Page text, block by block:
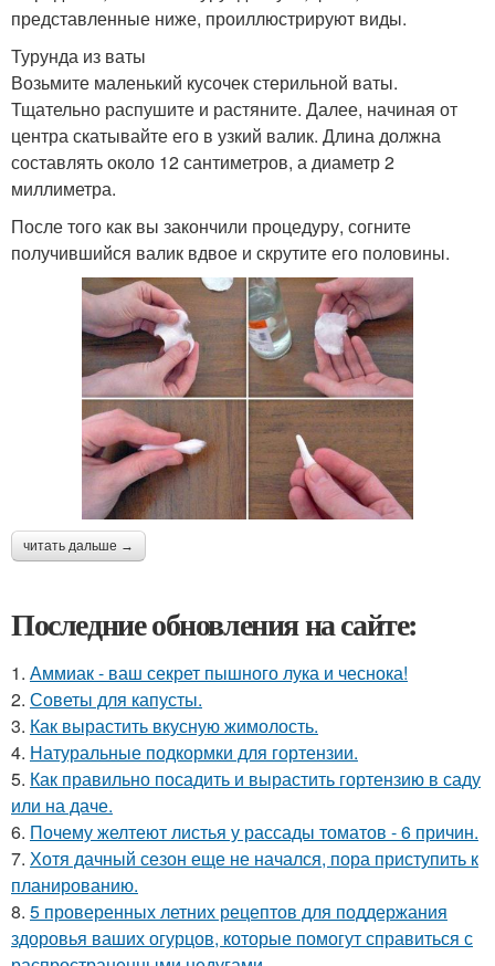
представленные ниже, проиллюстрируют виды.
Турунда из ваты
Возьмите маленький кусочек стерильной ваты.
Тщательно распушите и растяните. Далее, начиная от
центра скатывайте его в узкий валик. Длина должна
составлять около 12 сантиметров, а диаметр 2
миллиметра.
После того как вы закончили процедуру, согните
получившийся валик вдвое и скрутите его половины.
читать дальше →
Последние обновления на сайте:
1. Аммиак - ваш секрет пышного лука и чеснока!
2. Советы для капусты.
3. Как вырастить вкусную жимолость.
4. Натуральные подкормки для гортензии.
5. Как правильно посадить и вырастить гортензию в саду
или на даче.
6. Почему желтеют листья у рассады томатов - 6 причин.
7. Хотя дачный сезон еще не начался, пора приступить к
планированию.
8. 5 проверенных летних рецептов для поддержания
здоровья ваших огурцов, которые помогут справиться с